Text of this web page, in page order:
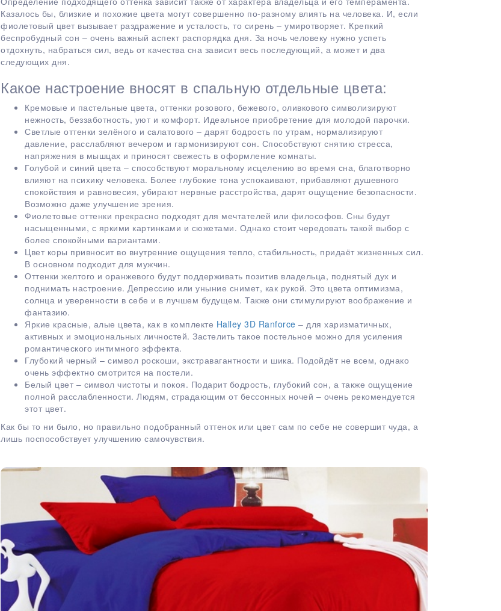
Казалось бы, близкие и похожие цвета могут совершенно по-разному влиять на человека. И, если
фиолетовый цвет вызывает раздражение и усталость, то сирень – умиротворяет. Крепкий
беспробудный сон – очень важный аспект распорядка дня. За ночь человеку нужно успеть
отдохнуть, набраться сил, ведь от качества сна зависит весь последующий, а может и два
следующих дня.
Какое настроение вносят в спальную отдельные цвета:
Кремовые и пастельные цвета, оттенки розового, бежевого, оливкового символизируют
нежность, беззаботность, уют и комфорт. Идеальное приобретение для молодой парочки.
Светлые оттенки зелёного и салатового – дарят бодрость по утрам, нормализируют
давление, расслабляют вечером и гармонизируют сон. Способствуют снятию стресса,
напряжения в мышцах и приносят свежесть в оформление комнаты.
Голубой и синий цвета – способствуют моральному исцелению во время сна, благотворно
влияют на психику человека. Более глубокие тона успокаивают, прибавляют душевного
спокойствия и равновесия, убирают нервные расстройства, дарят ощущение безопасности.
Возможно даже улучшение зрения.
Фиолетовые оттенки прекрасно подходят для мечтателей или философов. Сны будут
насыщенными, с яркими картинками и сюжетами. Однако стоит чередовать такой выбор с
более спокойными вариантами.
Цвет коры привносит во внутренние ощущения тепло, стабильность, придаёт жизненных сил.
В основном подходит для мужчин.
Оттенки желтого и оранжевого будут поддерживать позитив владельца, поднятый дух и
поднимать настроение. Депрессию или уныние снимет, как рукой. Это цвета оптимизма,
солнца и уверенности в себе и в лучшем будущем. Также они стимулируют воображение и
фантазию.
Яркие красные, алые цвета, как в комплекте Halley 3D Ranforce – для харизматичных,
активных и эмоциональных личностей. Застелить такое постельное можно для усиления
романтического интимного эффекта.
Глубокий черный – символ роскоши, экстравагантности и шика. Подойдёт не всем, однако
очень эффектно смотрится на постели.
Белый цвет – символ чистоты и покоя. Подарит бодрость, глубокий сон, а также ощущение
полной расслабленности. Людям, страдающим от бессонных ночей – очень рекомендуется
этот цвет.
Как бы то ни было, но правильно подобранный оттенок или цвет сам по себе не совершит чуда, а
лишь поспособствует улучшению самочувствия.